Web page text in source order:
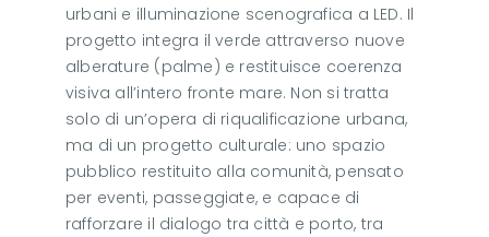
urbani e illuminazione scenografica a LED. Il
progetto integra il verde attraverso nuove
alberature (palme) e restituisce coerenza
visiva all’intero fronte mare. Non si tratta
solo di un’opera di riqualificazione urbana,
ma di un progetto culturale: uno spazio
pubblico restituito alla comunità, pensato
per eventi, passeggiate, e capace di
rafforzare il dialogo tra città e porto, tra